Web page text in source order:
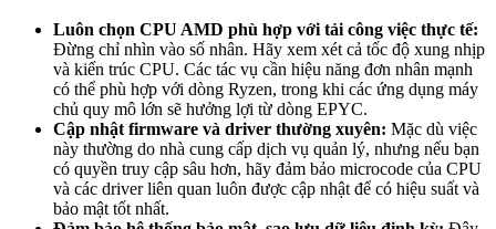
Luôn chọn CPU AMD phù hợp với tải công việc thực tế:
Đừng chỉ nhìn vào số nhân. Hãy xem xét cả tốc độ xung nhịp
và kiến trúc CPU. Các tác vụ cần hiệu năng đơn nhân mạnh
có thể phù hợp với dòng Ryzen, trong khi các ứng dụng máy
chủ quy mô lớn sẽ hưởng lợi từ dòng EPYC.
Cập nhật firmware và driver thường xuyên: Mặc dù việc
này thường do nhà cung cấp dịch vụ quản lý, nhưng nếu bạn
có quyền truy cập sâu hơn, hãy đảm bảo microcode của CPU
và các driver liên quan luôn được cập nhật để có hiệu suất và
bảo mật tốt nhất.